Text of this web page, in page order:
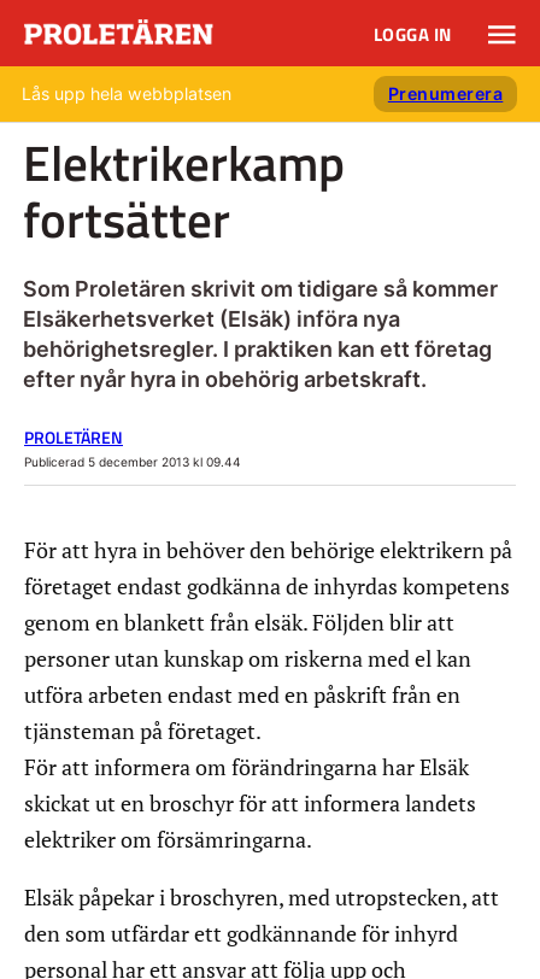
LOGGA IN
Lås upp hela webbplatsen Prenumerera
Elektrikerkamp
fortsätter
Som Proletären skrivit om tidigare så kommer
Elsäkerhetsverket (Elsäk) införa nya
behörighetsregler. I praktiken kan ett företag
efter nyår hyra in obehörig arbetskraft.
PROLETÄREN
Publicerad 5 december 2013 kl 09.44
För att hyra in behöver den behörige elektrikern på
företaget endast godkänna de inhyrdas kompetens
genom en blankett från elsäk. Följden blir att
personer utan kunskap om riskerna med el kan
utföra arbeten endast med en påskrift från en
tjänsteman på företaget.
För att informera om förändringarna har Elsäk
skickat ut en broschyr för att informera landets
elektriker om försämringarna.
Elsäk påpekar i broschyren, med utropstecken, att
den som utfärdar ett godkännande för inhyrd
personal har ett ansvar att följa upp och